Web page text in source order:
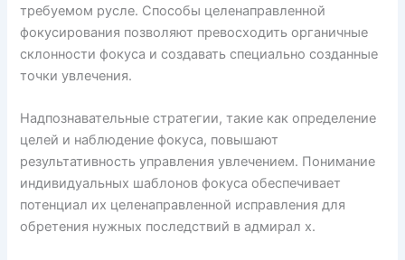
требуемом русле. Способы целенаправленной
фокусирования позволяют превосходить органичные
склонности фокуса и создавать специально созданные
точки увлечения.
Надпознавательные стратегии, такие как определение
целей и наблюдение фокуса, повышают
результативность управления увлечением. Понимание
индивидуальных шаблонов фокуса обеспечивает
потенциал их целенаправленной исправления для
обретения нужных последствий в адмирал х.